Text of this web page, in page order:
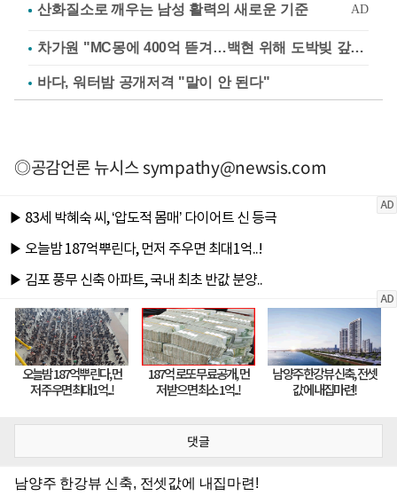
차가원 "MC몽에 400억 뜯겨…백현 위해 도박빚 갚아줘"
바다, 워터밤 공개저격 "말이 안 된다"
◎공감언론 뉴시스sympathy@newsis.com
댓글